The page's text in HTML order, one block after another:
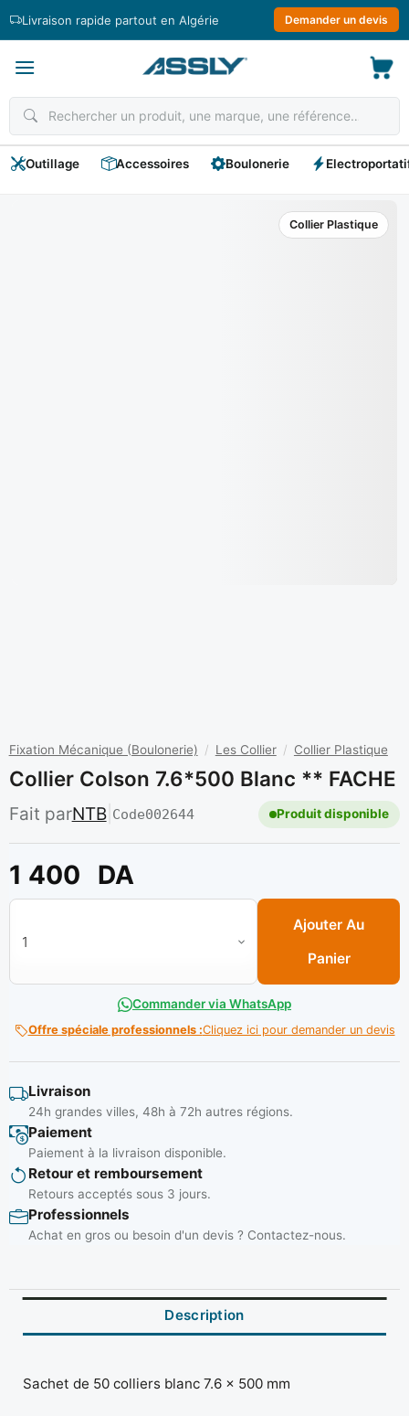
Livraison rapide partout en Algérie Demander un devis
Outillage Accessoires Boulonerie
Collier Plastique
Fixation Mécanique (Boulonerie) / Les Collier / Collier Plastique
Collier Colson 7.6*500 Blanc ** FACHE
Fait parNTB| Code002644 Produit disponible
1 400 DA
quantité de Collier colson 7.6*500 blanc ** FACHE
Ajouter Au
Panier
Commander via WhatsApp
Offre spéciale professionnels :Cliquez ici pour demander un devis
Livraison
24h grandes villes, 48h à 72h autres régions.
Paiement
Paiement à la livraison disponible.
Retour et remboursement
Retours acceptés sous 3 jours.
Professionnels
Achat en gros ou besoin d'un devis ? Contactez-nous.
Description
Sachet de 50 colliers blanc 7.6 x 500 mm